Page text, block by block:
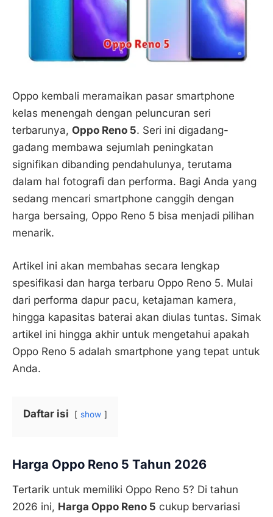
Oppo kembali meramaikan pasar smartphone
kelas menengah dengan peluncuran seri
terbarunya, Oppo Reno 5. Seri ini digadang-
gadang membawa sejumlah peningkatan
signifikan dibanding pendahulunya, terutama
dalam hal fotografi dan performa. Bagi Anda yang
sedang mencari smartphone canggih dengan
harga bersaing, Oppo Reno 5 bisa menjadi pilihan
menarik.
Artikel ini akan membahas secara lengkap
spesifikasi dan harga terbaru Oppo Reno 5. Mulai
dari performa dapur pacu, ketajaman kamera,
hingga kapasitas baterai akan diulas tuntas. Simak
artikel ini hingga akhir untuk mengetahui apakah
Oppo Reno 5 adalah smartphone yang tepat untuk
Anda.
Daftar isi show
Harga Oppo Reno 5 Tahun 2026
Tertarik untuk memiliki Oppo Reno 5? Di tahun
2026 ini, Harga Oppo Reno 5 cukup bervariasi